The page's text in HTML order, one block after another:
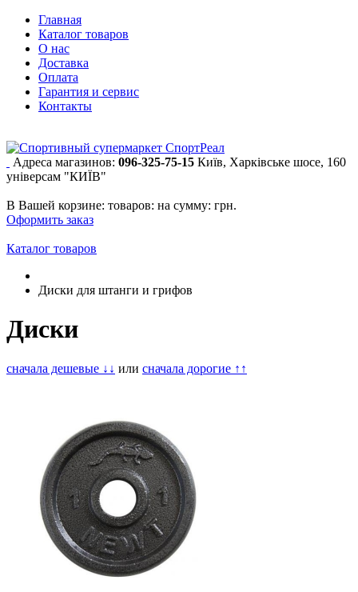
Главная
Каталог товаров
О нас
Доставка
Оплата
Гарантия и сервис
Контакты
Адреса магазинов: 096-325-75-15 Київ, Харківське шосе, 160
універсам "КИЇВ"
В Вашей корзине: товаров: на сумму: грн.
Оформить заказ
Каталог товаров
Диски для штанги и грифов
Диски
сначала дешевые ↓↓ или сначала дорогие ↑↑